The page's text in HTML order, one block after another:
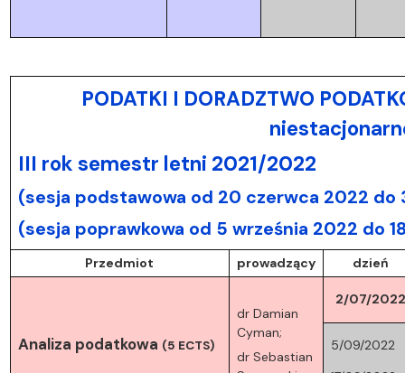
PODATKI I DORADZTWO
III rok semestr letni 2021/2022
(sesja podstawowa od 20 czerwca 2022 do
(sesja poprawkowa od 5 września 2022 do
Przedmiot prowadzący dzień
Analiza podatkowa (5 ECTS)
dr Damian
Cyman;
dr Sebastian
2/07/2022
5/09/2022